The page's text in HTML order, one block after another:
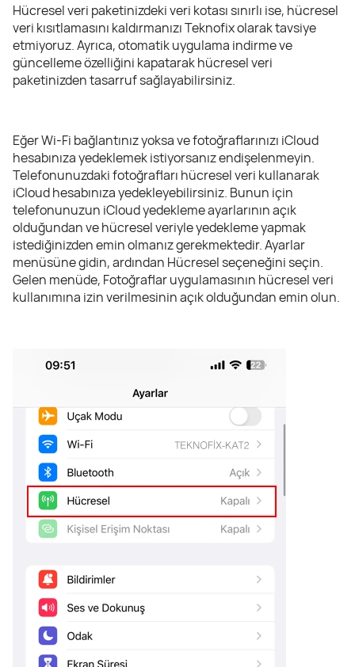
Hücresel veri paketinizdeki veri kotası sınırlı ise, hücresel
veri kısıtlamasını kaldırmanızı Teknofix olarak tavsiye
etmiyoruz. Ayrıca, otomatik uygulama indirme ve
güncelleme özelliğini kapatarak hücresel veri
paketinizden tasarruf sağlayabilirsiniz.
Eğer Wi-Fi bağlantınız yoksa ve fotoğraflarınızı iCloud
hesabınıza yedeklemek istiyorsanız endişelenmeyin.
Telefonunuzdaki fotoğrafları hücresel veri kullanarak
iCloud hesabınıza yedekleyebilirsiniz. Bunun için
telefonunuzun iCloud yedekleme ayarlarının açık
olduğundan ve hücresel veriyle yedekleme yapmak
istediğinizden emin olmanız gerekmektedir. Ayarlar
menüsüne gidin, ardından Hücresel seçeneğini seçin.
Gelen menüde, Fotoğraflar uygulamasının hücresel veri
kullanımına izin verilmesinin açık olduğundan emin olun.